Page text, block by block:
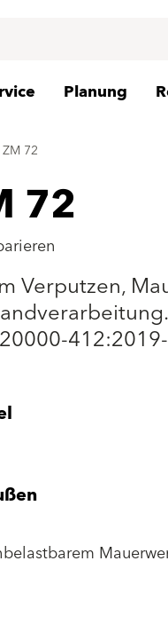
Planung
72
72
Verputzen,